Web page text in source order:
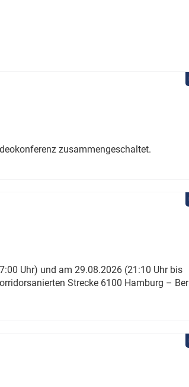
zusammengeschaltet.
Uhr) und am 29.08.2026 (21:10 Uhr bis
Strecke 6100 Hamburg –